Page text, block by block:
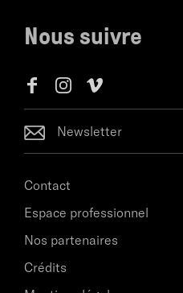
Nous suivre
Newsletter
Contact
Espace professionnel
Nos partenaires
Crédits